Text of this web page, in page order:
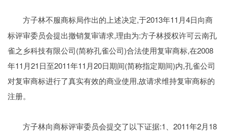
方子林不服商标局作出的上述决定,于2013年11月4日向商
标评审委员会提出撤销复审请求,理由为:方子林授权许可云南孔
雀之乡科技有限公司(简称孔雀公司)合法使用复审商标,在2008
年11月21日至2011年11月20日期间(简称指定期间)内,孔雀公司
对复审商标进行了真实有效的商业使用,故请求维持复审商标的
注册。
方子林向商标评审委员会提交了以下证据:1、2011年2月18